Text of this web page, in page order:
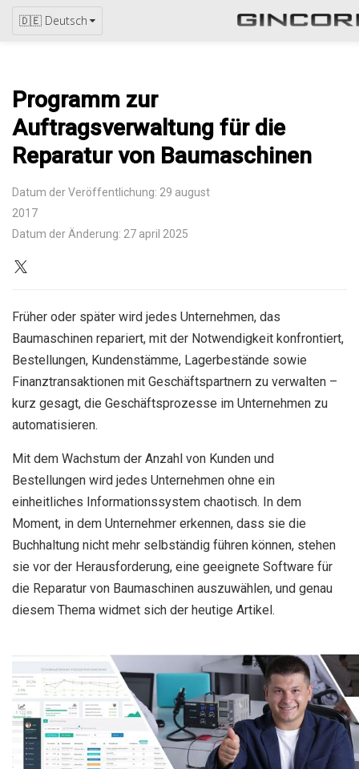
🇩🇪 Deutsch
Programm zur
Auftragsverwaltung für die
Reparatur von Baumaschinen
Datum der Veröffentlichung: 29 august
2017
Datum der Änderung: 27 april 2025
Früher oder später wird jedes Unternehmen, das
Baumaschinen repariert, mit der Notwendigkeit konfrontiert,
Bestellungen, Kundenstämme, Lagerbestände sowie
Finanztransaktionen mit Geschäftspartnern zu verwalten –
kurz gesagt, die Geschäftsprozesse im Unternehmen zu
automatisieren.
Mit dem Wachstum der Anzahl von Kunden und
Bestellungen wird jedes Unternehmen ohne ein
einheitliches Informationssystem chaotisch. In dem
Moment, in dem Unternehmer erkennen, dass sie die
Buchhaltung nicht mehr selbständig führen können, stehen
sie vor der Herausforderung, eine geeignete Software für
die Reparatur von Baumaschinen auszuwählen, und genau
diesem Thema widmet sich der heutige Artikel.